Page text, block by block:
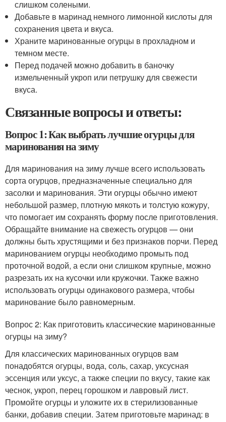
слишком солеными.
Добавьте в маринад немного лимонной кислоты для
сохранения цвета и вкуса.
Храните маринованные огурцы в прохладном и
темном месте.
Перед подачей можно добавить в баночку
измельченный укроп или петрушку для свежести
вкуса.
Связанные вопросы и ответы:
Вопрос 1: Как выбрать лучшие огурцы для
маринования на зиму
Для маринования на зиму лучше всего использовать
сорта огурцов, предназначенные специально для
засолки и маринования. Эти огурцы обычно имеют
небольшой размер, плотную мякоть и толстую кожуру,
что помогает им сохранять форму после приготовления.
Обращайте внимание на свежесть огурцов — они
должны быть хрустящими и без признаков порчи. Перед
маринованием огурцы необходимо промыть под
проточной водой, а если они слишком крупные, можно
разрезать их на кусочки или кружочки. Также важно
использовать огурцы одинакового размера, чтобы
маринование было равномерным.
Вопрос 2: Как приготовить классические маринованные
огурцы на зиму?
Для классических маринованных огурцов вам
понадобятся огурцы, вода, соль, сахар, уксусная
эссенция или уксус, а также специи по вкусу, такие как
чеснок, укроп, перец горошком и лавровый лист.
Промойте огурцы и уложите их в стерилизованные
банки, добавив специи. Затем приготовьте маринад: в